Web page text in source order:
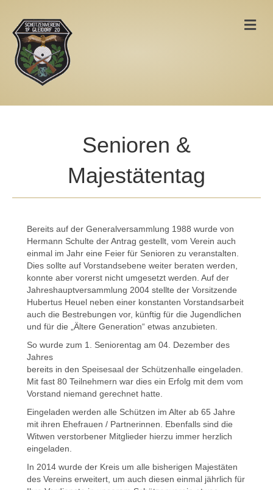
Senioren &
Majestätentag
Bereits auf der Generalversammlung 1988 wurde von
Hermann Schulte der Antrag gestellt, vom Verein auch
einmal im Jahr eine Feier für Senioren zu veranstalten.
Dies sollte auf Vorstandsebene weiter beraten werden,
konnte aber vorerst nicht umgesetzt werden. Auf der
Jahreshauptversammlung 2004 stellte der Vorsitzende
Hubertus Heuel neben einer konstanten Vorstandsarbeit
auch die Bestrebungen vor, künftig für die Jugendlichen
und für die „Ältere Generation“ etwas anzubieten.
So wurde zum 1. Seniorentag am 04. Dezember des
Jahres
bereits in den Speisesaal der Schützenhalle eingeladen.
Mit fast 80 Teilnehmern war dies ein Erfolg mit dem vom
Vorstand niemand gerechnet hatte.
Eingeladen werden alle Schützen im Alter ab 65 Jahre
mit ihren Ehefrauen / Partnerinnen. Ebenfalls sind die
Witwen verstorbener Mitglieder hierzu immer herzlich
eingeladen.
In 2014 wurde der Kreis um alle bisherigen Majestäten
des Vereins erweitert, um auch diesen einmal jährlich für